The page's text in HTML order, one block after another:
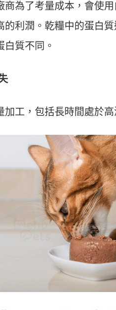
商為了考量成本，會使
的利潤。乾糧中的蛋白
白質不同。
加工，包括長時間處於